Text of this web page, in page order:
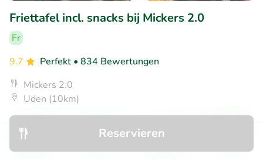
Reservieren
Friettafel incl. snacks bij Mickers 2.0
Fr
9.7
Perfekt • 834 Bewertungen
Mickers 2.0
Uden (10km)
Verkauft: 92